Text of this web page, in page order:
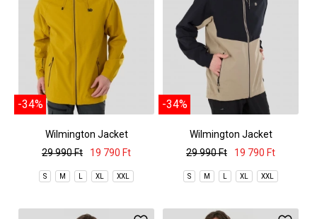
-34%
Wilmington Jacket
29 990 Ft
19 790 Ft
S M L XL XXL
-34%
Wilmington Jacket
29 990 Ft
19 790 Ft
S M L XL XXL